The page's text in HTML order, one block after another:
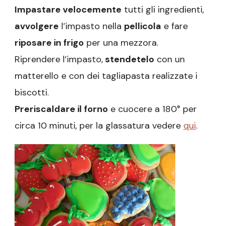
Impastare velocemente tutti gli ingredienti,
avvolgere l’impasto nella pellicola e fare
riposare in frigo per una mezzora.
Riprendere l’impasto,stendetelo con un
matterello e con dei tagliapasta realizzate i
biscotti.
Preriscaldare il forno e cuocere a 180° per
circa 10 minuti, per la glassatura vedere qui.